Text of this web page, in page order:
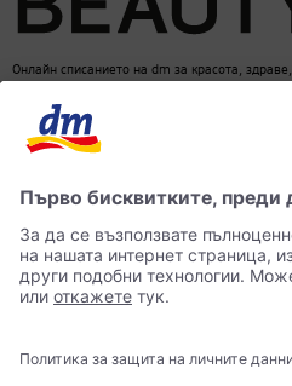
Онлайн списанието на dm за красота,
dm онлайн магазин Контакти